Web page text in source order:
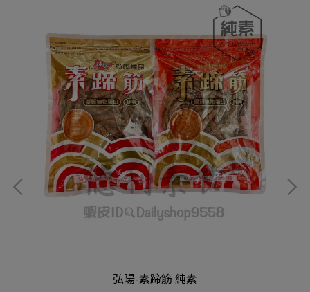
弘陽-素蹄筋 純素